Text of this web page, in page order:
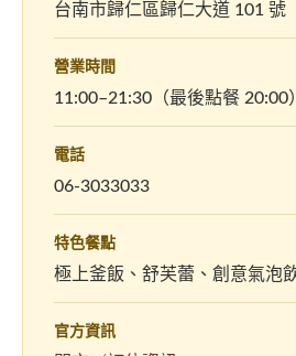
台南市歸仁區歸仁大道 101 號
營業時間
11:00–21:30（最後點餐 20:00）
電話
06-3033033
特色餐點
極上釜飯、舒芙蕾、創意氣泡
官方資訊